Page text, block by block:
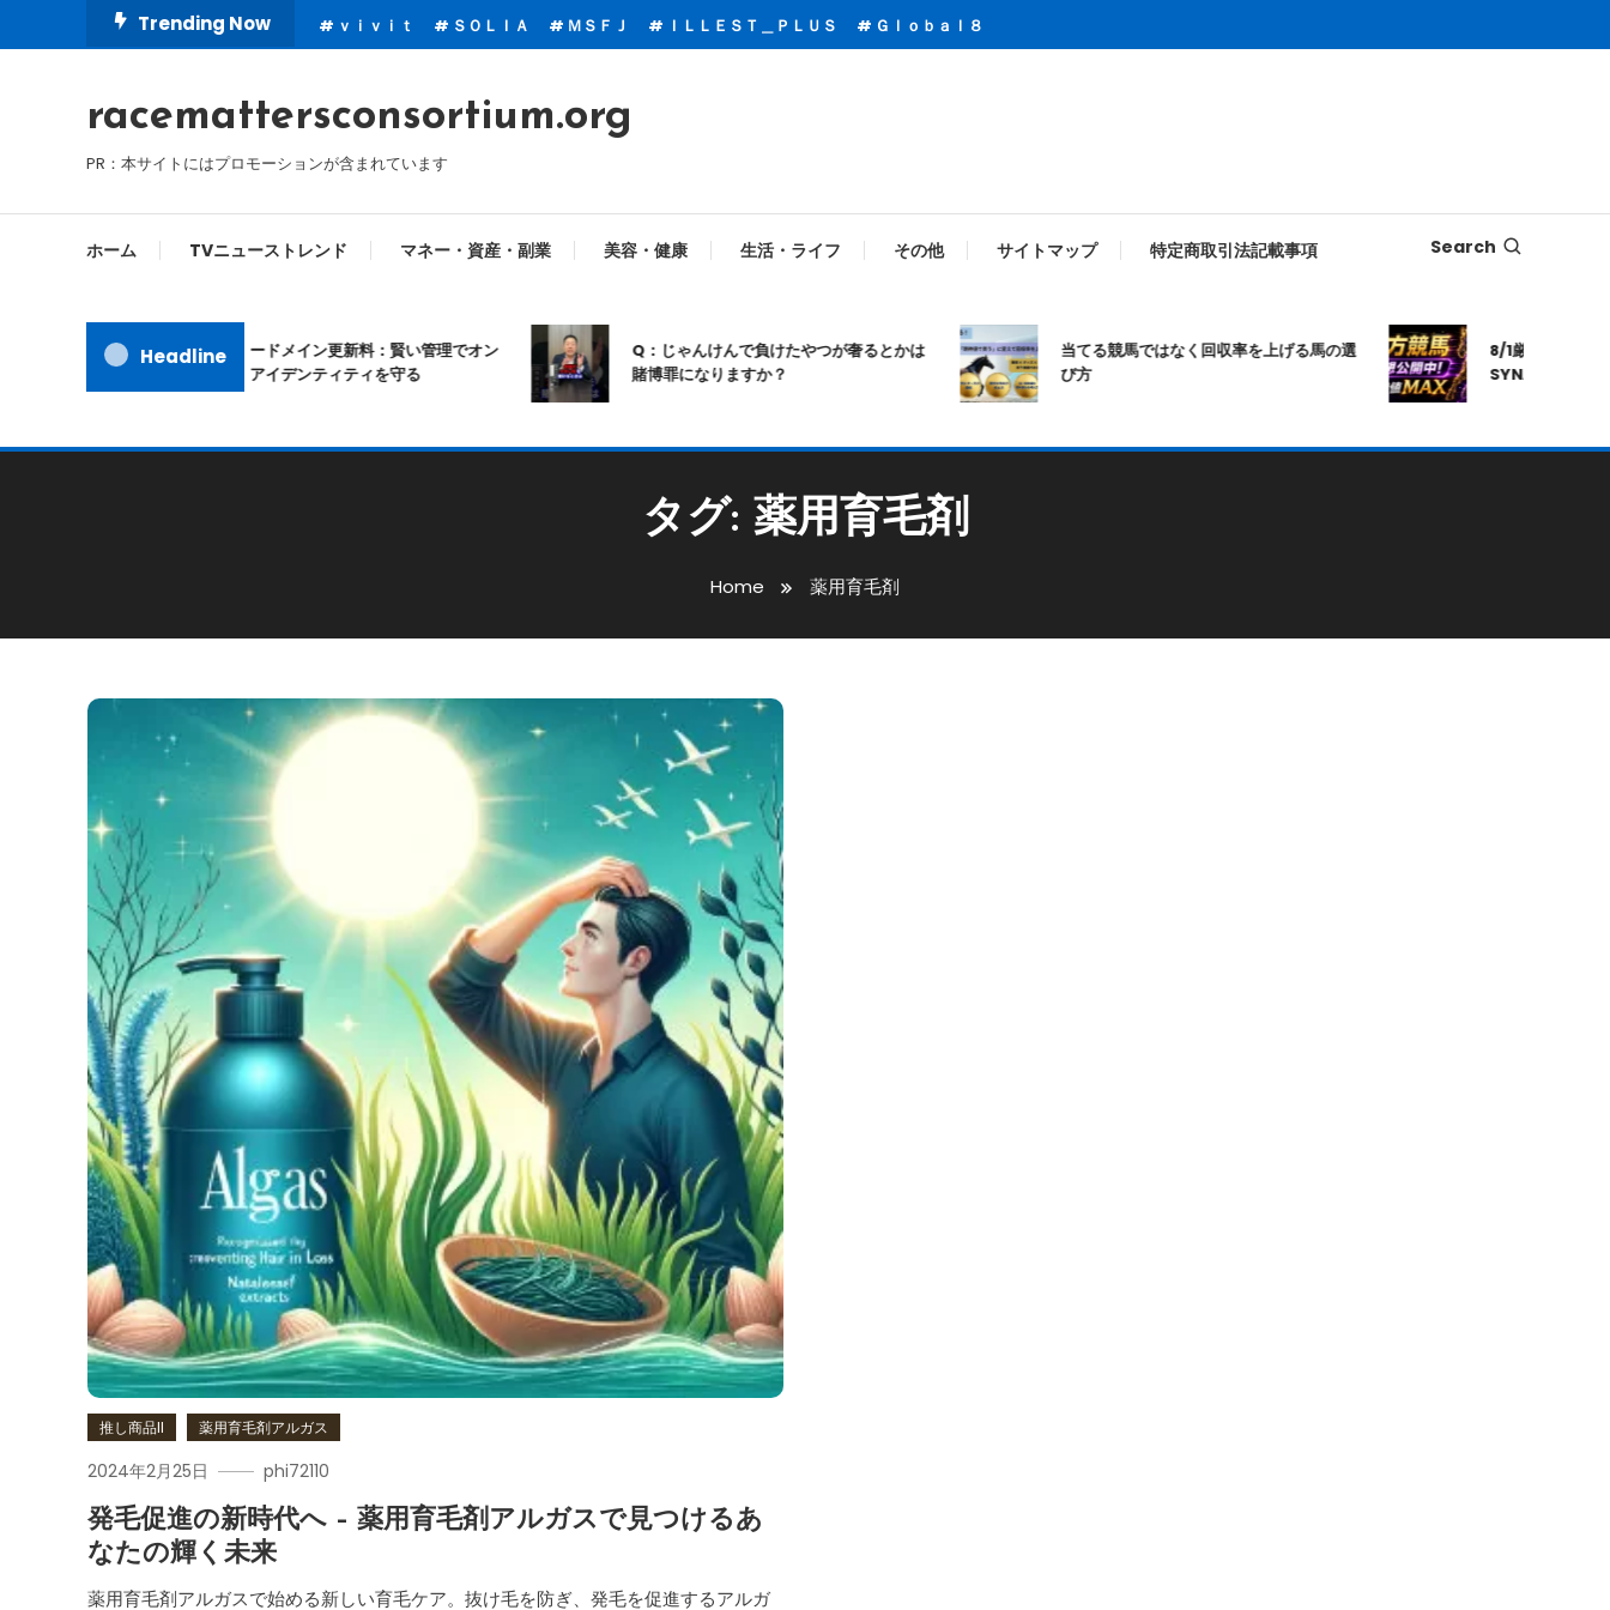
To
Trending Now ｖｉｖｉｔ ＳＯＬＩＡ ＭＳＦＪ ＩＬＬＥＳＴ＿ＰＬＵＳ Ｇｌｏｂａｌ８
racemattersconsortium.org
PR：本サイトにはプロモーションが含まれています
ホーム TVニューストレンド マネー・資産・副業 美容・健康 生活・ライフ その他 サイトマップ 特定商取引法記載事項 Search
Headlineムームードメイン更新料：賢い管理でオン
ラインアイデンティティを守る
Q：じゃんけんで負けたやつが奢るとかは
賭博罪になりますか？
当てる競馬ではなく回収率を上げる馬の選
び方
8/1厳選｜高知
SYNAPSE｜シナ
タグ: 薬用育毛剤
Home 薬用育毛剤
推し商品II 薬用育毛剤アルガス
2024年2月25日 phi72110
発毛促進の新時代へ – 薬用育毛剤アルガスで見つけるあ
なたの輝く未来
薬用育毛剤アルガスで始める新しい育毛ケア。抜け毛を防ぎ、発毛を促進するアルガ